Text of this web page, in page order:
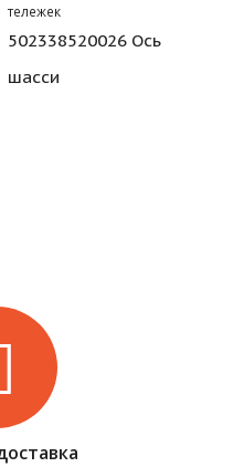
тележек
502338520026 Ось
шасси